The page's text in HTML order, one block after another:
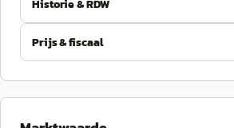
Historie & RDW
Prijs & fiscaal